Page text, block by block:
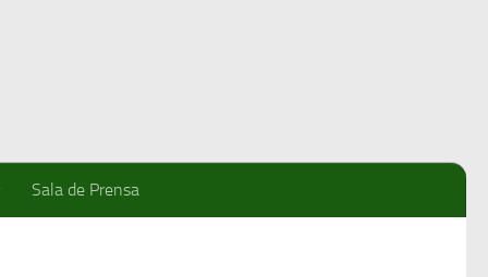
Sala de Prensa